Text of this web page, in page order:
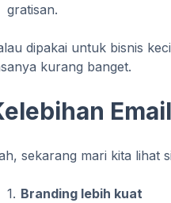
gratisan.
dipakai untuk bisnis
kurang banget.
sekarang mari kita lihat
Branding lebih kuat